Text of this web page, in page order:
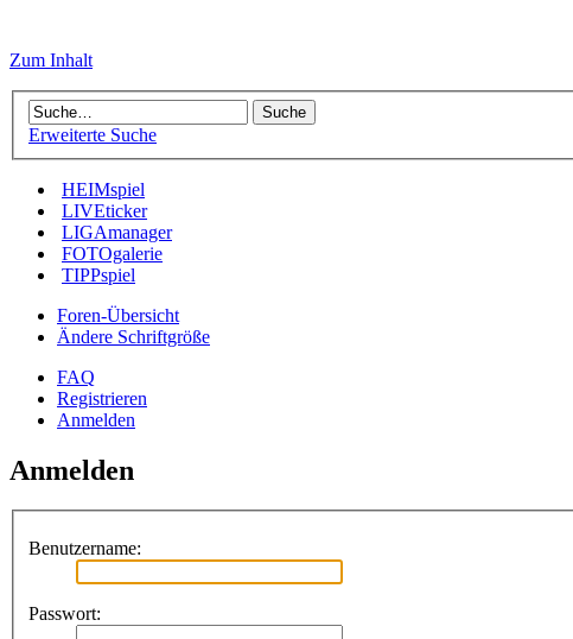
Zum Inhalt
Erweiterte Suche
HEIMspiel
LIVEticker
LIGAmanager
FOTOgalerie
TIPPspiel
Foren-Übersicht
Ändere Schriftgröße
FAQ
Registrieren
Anmelden
Anmelden
Benutzername:
Passwort: